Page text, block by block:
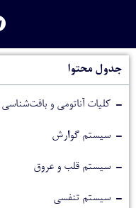
جدول محتوا
کلیات آناتومی و بافت‌شناسی
سیستم گوارش
سیستم قلب و عروق
سیستم تنفسی